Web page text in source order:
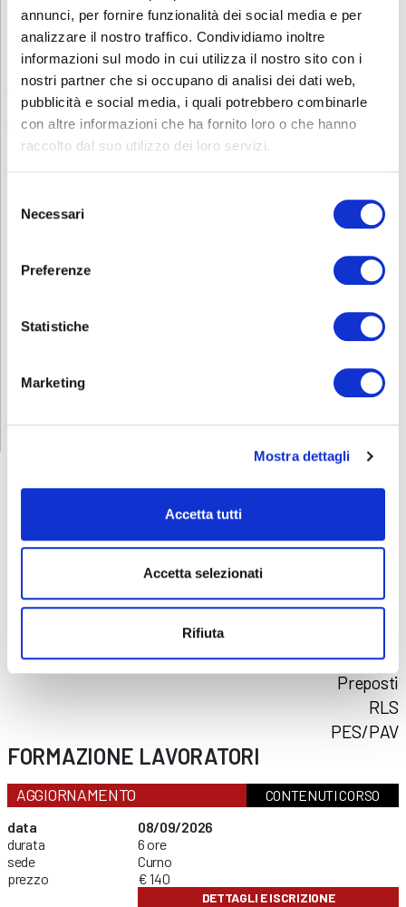
annunci, per fornire funzionalità dei social media e per
analizzare il nostro traffico. Condividiamo inoltre
informazioni sul modo in cui utilizza il nostro sito con i
nostri partner che si occupano di analisi dei dati web,
pubblicità e social media, i quali potrebbero combinarle
con altre informazioni che ha fornito loro o che hanno
raccolto dal suo utilizzo dei loro servizi.
delNecessari
Preferenze
Statistiche
Marketing
Mostra dettagli
Accetta tutti
Accetta selezionati
Rifiuta
comprensione della lingua veicolare del corso, che di norma è
Questa verifica può avvenire tramite:
una dichiarazione scrittada parte dell’azienda che attesti la
conoscenza della lingua da parte del lavoratore
un test di comprensione linguistica, somministrato prima
dell’inizio del corso
Contatti
Per avere ulteriori informazioni non esitate a contattarci allo
0353693707 o mandate una mail a
corsi.sicurezza@abf.eu
CORSISICUREZZA
Addetti al primo soccorso
Addetti al servizio antincendio
Carrello elevatore
Formazione lavoratori
Preposti
RLS
PES/PAV
FORMAZIONE LAVORATORI
AGGIORNAMENTO
CONTENUTI CORSO
data
durata
sede
prezzo
08/09/2026
6 ore
Curno
€ 140
DETTAGLI E ISCRIZIONE